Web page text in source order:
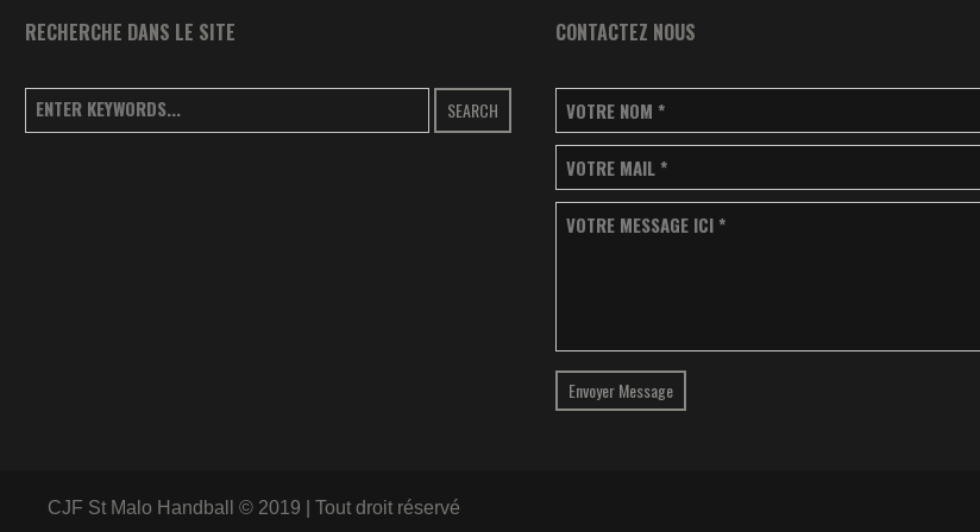
RECHERCHE DANS LE SITE
SEARCH
CONTACTEZ NOUS
VOTRE NOM *
VOTRE MAIL *
VOTRE MESSAGE ICI *
Envoyer Message
CJF St Malo Handball © 2019 | Tout droit réservé